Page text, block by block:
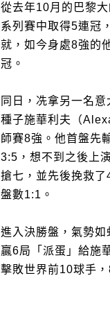
從去年10月的巴黎
系列賽中取得5連冠
就，如今身處8強的
冠。
同日，冼拿另一名
種子施華利夫（
師賽8強。他首盤先
3:5，想不到之後上
搶七，並先後挽救
盤數1:1。
進入決勝盤，氣勢
贏6局「派蛋」給施
擊敗世界前10球手